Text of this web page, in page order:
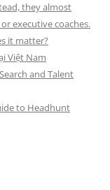
they almost
executive coaches.
it matter?
Việt Nam
and Talent
to Headhunt